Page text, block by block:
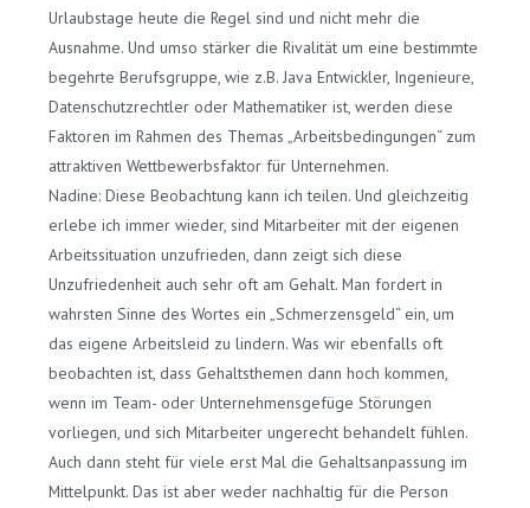
Urlaubstage heute die Regel sind und nicht mehr die
Ausnahme. Und umso stärker die Rivalität um eine bestimmte
begehrte Berufsgruppe, wie z.B. Java Entwickler, Ingenieure,
Datenschutzrechtler oder Mathematiker ist, werden diese
Faktoren im Rahmen des Themas „Arbeitsbedingungen“ zum
attraktiven Wettbewerbsfaktor für Unternehmen.
Nadine: Diese Beobachtung kann ich teilen. Und gleichzeitig
erlebe ich immer wieder, sind Mitarbeiter mit der eigenen
Arbeitssituation unzufrieden, dann zeigt sich diese
Unzufriedenheit auch sehr oft am Gehalt. Man fordert in
wahrsten Sinne des Wortes ein „Schmerzensgeld“ ein, um
das eigene Arbeitsleid zu lindern. Was wir ebenfalls oft
beobachten ist, dass Gehaltsthemen dann hoch kommen,
wenn im Team- oder Unternehmensgefüge Störungen
vorliegen, und sich Mitarbeiter ungerecht behandelt fühlen.
Auch dann steht für viele erst Mal die Gehaltsanpassung im
Mittelpunkt. Das ist aber weder nachhaltig für die Person